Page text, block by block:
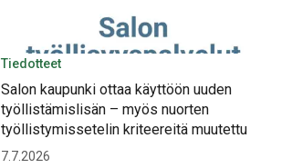
Tiedotteet
Salon kaupunki ottaa käyttöön uuden
työllistämislisän – myös nuorten
työllistymissetelin kriteereitä muutettu
7.7.2026